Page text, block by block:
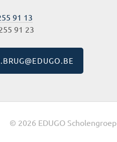
91 13
91 23
© 2026 EDUGO